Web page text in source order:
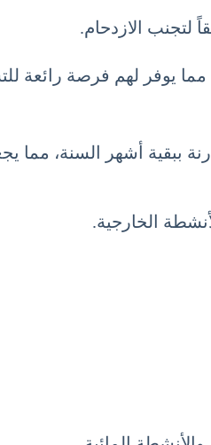
لتجنب الازدحام.
يوفر لهم فرصة رائعة
أشهر السنة، مما